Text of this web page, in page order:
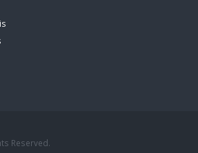
Reserved.